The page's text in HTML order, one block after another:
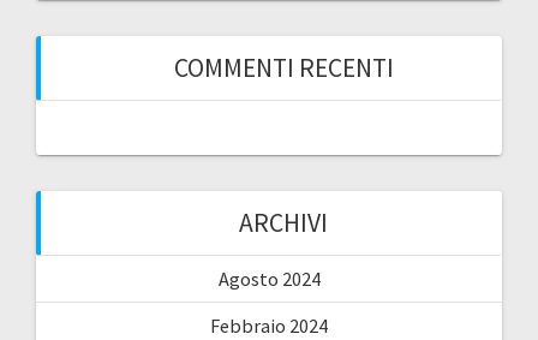
COMMENTI RECENTI
ARCHIVI
Agosto 2024
Febbraio 2024